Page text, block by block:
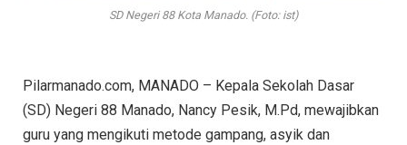
SD Negeri 88 Kota Manado. (Foto: ist)
Pilarmanado.com, MANADO – Kepala Sekolah Dasar
(SD) Negeri 88 Manado, Nancy Pesik, M.Pd, mewajibkan
guru yang mengikuti metode gampang, asyik dan